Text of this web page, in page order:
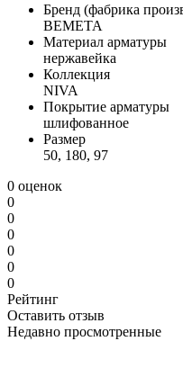
Бренд (фабрика
BEMETA
Материал арматуры
нержавейка
Коллекция
NIVA
Покрытие арматуры
шлифованное
Размер
50, 180, 97
0 оценок
0
0
0
0
0
0
Рейтинг
Оставить отзыв
Недавно просмотренные